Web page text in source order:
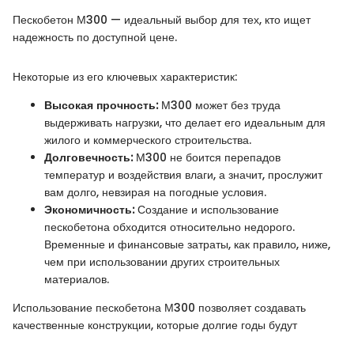
Пескобетон М300 — идеальный выбор для тех, кто ищет
надежность по доступной цене.
Некоторые из его ключевых характеристик:
Высокая прочность:М300 может без труда
выдерживать нагрузки, что делает его идеальным для
жилого и коммерческого строительства.
Долговечность:М300 не боится перепадов
температур и воздействия влаги, а значит, прослужит
вам долго, невзирая на погодные условия.
Экономичность:Создание и использование
пескобетона обходится относительно недорого.
Временные и финансовые затраты, как правило, ниже,
чем при использовании других строительных
материалов.
Использование пескобетона М300 позволяет создавать
качественные конструкции, которые долгие годы будут